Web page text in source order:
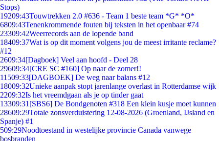
Stops)
19209:43Touwtrekken 2.0 #636 - Team 1 beste team *G* *O*
6809:43Tenenkrommende fouten bij teksten in het openbaar #74
23309:42Weerrecords aan de lopende band
18409:37Wat is op dit moment volgens jou de meest irritante reclame?
#12
2609:34[Dagboek] Veel aan hoofd - Deel 28
29609:34[CRE SC #160] Op naar de zomer!!
11509:33[DAGBOEK] De weg naar balans #12
18009:32Unieke aanpak stopt jarenlange overlast in Rotterdamse wijk
2209:32Is het vreemdgaan als je op tinder gaat
13309:31 [SBS6] De Bondgenoten #318 Een klein kusje moet kunnen
28609:29Totale zonsverduistering 12-08-2026 (Groenland, IJsland en
Spanje) #1
509:29Noodtoestand in westelijke provincie Canada vanwege
bosbranden